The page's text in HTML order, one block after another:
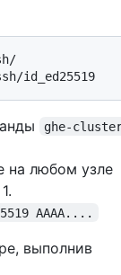
ghe-
на любом узле
AAAA....
выполнив